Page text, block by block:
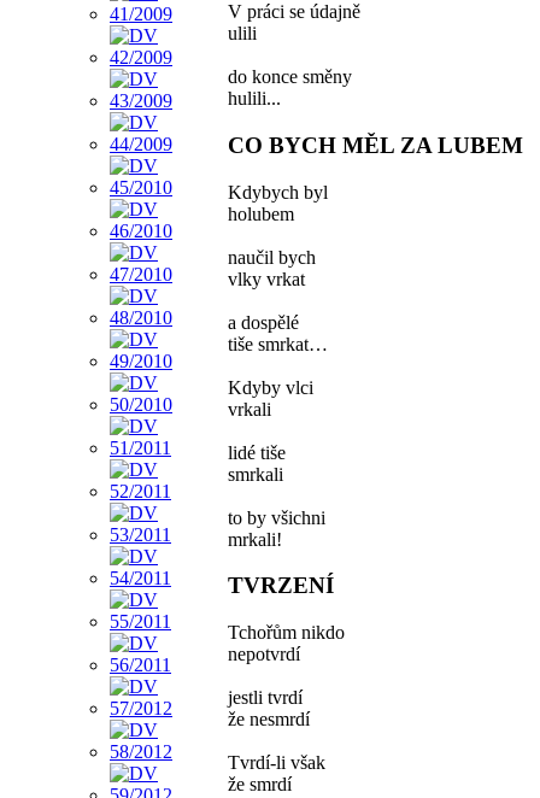
V práci se údajně
ulili
do konce směny
hulili...
CO BYCH MĚL ZA LUBEM
Kdybych byl
holubem
naučil bych
vlky vrkat
a dospělé
tiše smrkat…
Kdyby vlci
vrkali
lidé tiše
smrkali
to by všichni
mrkali!
TVRZENÍ
Tchořům nikdo
nepotvrdí
jestli tvrdí
že nesmrdí
Tvrdí-li však
že smrdí